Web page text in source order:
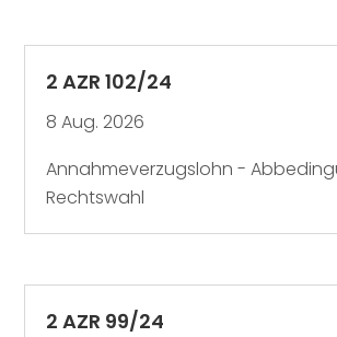
2 AZR 102/24
8 Aug. 2026
Annahmeverzugslohn -
Rechtswahl
2 AZR 99/24